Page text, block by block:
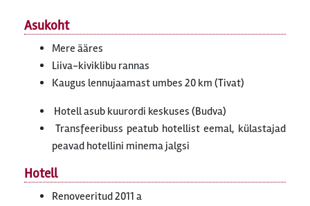
Asukoht
Mere ääres
Liiva-kiviklibu rannas
Kaugus lennujaamast umbes 20 km (Tivat)
Hotell asub kuurordi keskuses (Budva)
Transfeeribuss peatub hotellist eemal, külastajad
peavad hotellini minema jalgsi
Hotell
Renoveeritud 2011 a